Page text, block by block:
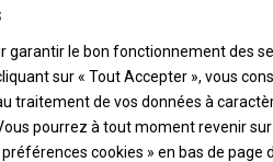
garantir le bon fonctionnement des
sur « Tout Accepter », vous
traitement de vos données à
pourrez à tout moment revenir sur
cookies » en bas de page